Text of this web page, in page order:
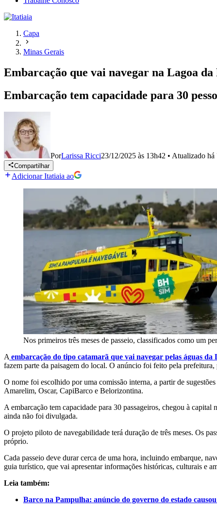
Capa
Minas Gerais
Embarcação que vai navegar na Lagoa
Embarcação tem capacidade para 30
PorLarissa Ricci23/12/2025 às 13h42 • Atualizado há
Compartilhar
Adicionar Itatiaia ao
Nos primeiros três meses de passeio, classificados como um
A embarcação do tipo catamarã que vai navegar pelas águas da
fazem parte da paisagem do local. O anúncio foi feito pela
O nome foi escolhido por uma comissão interna, a partir de
Amarelim, Oscar, CapiBarco e Belorizontina.
A embarcação tem capacidade para 30 passageiros, chegou à
ainda não foi divulgada.
O projeto piloto de navegabilidade terá duração de três meses. Os
próprio.
Cada passeio deve durar cerca de uma hora, incluindo embarque,
guia turístico, que vai apresentar informações históricas, culturais e
Leia também:
Barco na Pampulha: anúncio do governo do estado